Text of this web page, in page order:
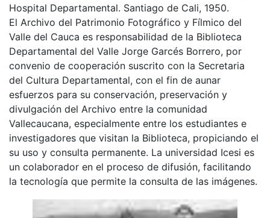
Hospital Departamental. Santiago de Cali, 1950.
El Archivo del Patrimonio Fotográfico y Fílmico del
Valle del Cauca es responsabilidad de la Biblioteca
Departamental del Valle Jorge Garcés Borrero, por
convenio de cooperación suscrito con la Secretaria
del Cultura Departamental, con el fin de aunar
esfuerzos para su conservación, preservación y
divulgación del Archivo entre la comunidad
Vallecaucana, especialmente entre los estudiantes e
investigadores que visitan la Biblioteca, propiciando el
su uso y consulta permanente. La universidad Icesi es
un colaborador en el proceso de difusión, facilitando
la tecnología que permite la consulta de las imágenes.